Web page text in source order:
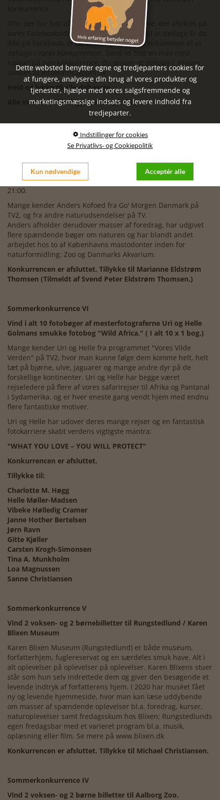
Alle, der har lyst at deltage i konkurrencerne, der afvikles på
vores Facebookside, er meget velkommen til at deltage Er du
ikke på Facebook, er du naturligvis fortsat velkommen til at
navnet på den konkurrence, du ønsker at deltage i. Mailen
sendes til info@africatours.dk
Held og lykke til alle deltagere.
Alle vindere offentliggøres her på siden.
Sommerkonkurrence VII
2 x adgang til Anders & Alfred Kofoeds fantastiske foredrag
Foredraget er et lukket arrangement og finder sted mandag d.
10. august kl. 17:30. Adgang til Den Blå Planet fra kl. 17:00 -
21:00.
Mange kender Anders Kofoed fra Go' Morgen Danmark på
TV2, og fra andre naturudsendelser på TV.
Anders afholder derudover masser af foredrag, har udgivet
flere spændende bøger om naturen og har blandt andet
arbejdet hos to af Københavns mastodonter inden for
naturformidling: Zoo og Danmarks Akvarium.
Konkurrencen er afsluttet. Tillykke til Marianne Eldstrøm
Thomsen (Tilmeldt af Svend Peter Eldstrøm Thomsen.)
Sommerkonkurrence VI
Vind i alt 10 fotobøger af mesterfotograferne Uri og Helle
Golmans smukke fotobog "Wild Africa." ( I alt 10 x 1 bog.)
Mange kender Uri og Helle fra programmet "Vores Vilde
Verden" på TV2, hvor man kunne følge dem komme helt, helt
tæt på bjørne, ulve, jaguarer og mange andre dyr på de
forskellige kontinenter. Uri og Helle har begge været
rejseledere på flere af vores safarirejser til Afrika og Pantanal
i Sydamerika, og er hver eneste gang vendt hjem med endnu
flere fantastiske motiver.
Uri og Helle har udover deres mange rejser og en fantastisk
fotokarriere skabt verdens vigtigste mantra:
"WHAT YOU LOVE – YOU WILL PROTECT"
Konkurrencen er afsluttet.
Tillykke til:
Charlotte M. Høgg
Helle Møller-Madsen
Vibeke Hølledig Cramer
Janne Hother Bertelsen
Jørn Ravn
Gitte Kjøller
Carsten Krogh-Simonsen
Tina A. Munkholm
Loa Magnussen
Sanne Christiansen
Sommerkonkurrence V
Vind 2 voksen- og 2 børnebilletter til Rungstedlund / Karen
Blixen Museum
Karen Blixen Museum (Rungstedlund) er både museum,
forfatterhjem, fuglereservat og en særdeles smuk have. Alt i
alt oplevelser på oplevelser på oplevelser. Karen Blixens stuer
står som hun selv indrettede dem og giver den besøgende et
levende indtryk af forfatterens hjem. I 2020 har muséet fået
ny og levende hjemmeside, hvor man kan læse uddybende
om masser af spændende oplevelser bl.a. foredrag, kurser,
naturoplevelser samt fredagsskum hos Blixen; Rungstedlunds
egen fredagsbar med et varieret program bl.a. musik,
oplæsning eller film. Se mere på www.blixen.dk
Konkurrencen er afsluttet. Tillykke til Michael Christiansen.
Sommerkonkurrence IV
Vind 2 voksen- og 2 børne billetter til Aalborg Zoo.
Dette websted benytter egne og tredjeparters cookies for
at fungere, analysere din brug af vores produkter og
tjenester, hjælpe med vores salgsfremmende og
marketingsmæssige indsats og levere indhold fra
tredjeparter.
Indstillinger for cookies
Se Privatlivs- og Cookiepolitik
Kun nødvendige Acceptér alle